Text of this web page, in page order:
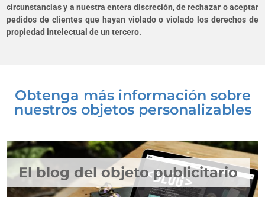
circunstancias y a nuestra entera discreción, de rechazar o aceptar
pedidos de clientes que hayan violado o violado los derechos de
propiedad intelectual de un tercero.
Obtenga más información sobre
nuestros objetos personalizables
El blog del objeto publicitario